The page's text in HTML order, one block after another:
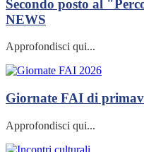
Secondo posto al
NEWS
Approfondisci qui...
Giornate FAI di
Approfondisci qui...